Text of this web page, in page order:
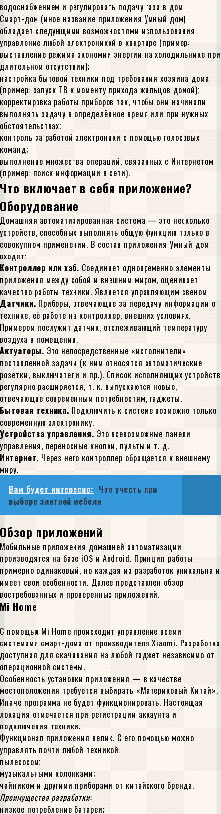
водоснабжением и регулировать подачу газа в дом.
Смарт-дом (иное название приложения Умный дом)
обладает следующими возможностями использования:
управление любой электроникой в квартире (пример:
выставление режима экономии энергии на холодильнике при
длительном отсутствии);
настройка бытовой техники под требования хозяина дома
(пример: запуск ТВ к моменту прихода жильцов домой);
корректировка работы приборов так, чтобы они начинали
выполнять задачу в определённое время или при нужных
обстоятельствах;
контроль за работой электроники с помощью голосовых
команд;
выполнение множества операций, связанных с Интернетом
(пример: поиск информации в сети).
Что включает в себя приложение?
Оборудование
Домашняя автоматизированная система — это несколько
устройств, способных выполнять общую функцию только в
совокупном применении. В состав приложения Умный дом
входят:
Контроллер или хаб. Соединяет одновременно элементы
приложения между собой и внешним миром, оценивает
качество работы техники. Является управляющим звеном
Датчики. Приборы, отвечающие за передачу информации о
технике, её работе на контроллер, внешних условиях.
Примером послужит датчик, отслеживающий температуру
воздуха в помещении.
Актуаторы. Это непосредственные «исполнители»
поставленной задачи (к ним относятся автоматические
розетки, выключатели и пр.). Список исполняющих устройств
регулярно расширяется, т. к. выпускаются новые,
отвечающие современным потребностям, гаджеты.
Бытовая техника. Подключить к системе возможно только
современную электронику.
Устройства управления. Это всевозможные панели
управления, переносные кнопки, пульты и т. д.
Интернет. Через него контроллер обращается к внешнему
миру.
Вам будет интересно: Что учесть при
выборе элитной мебели
Обзор приложений
Мобильные приложения домашней автоматизации
производятся на базе iOS и Android. Принцип работы
примерно одинаковый, но каждая из разработок уникальна и
имеет свои особенности. Далее представлен обзор
востребованных и проверенных приложений.
Mi Home
С помощью Mi Home происходит управление всеми
системами смарт-дома от производителя Xiaomi. Разработка
доступная для скачивания на любой гаджет независимо от
операционной системы.
Особенность установки приложения — в качестве
местоположения требуется выбирать «Материковый Китай».
Иначе программа не будет функционировать. Настоящая
локация отмечается при регистрации аккаунта и
подключения техники.
Функционал приложения велик. С его помощью можно
управлять почти любой техникой:
пылесосом;
музыкальными колонками;
чайником и другими приборами от китайского бренда.
Преимущества разработки:
низкое потребление батареи;